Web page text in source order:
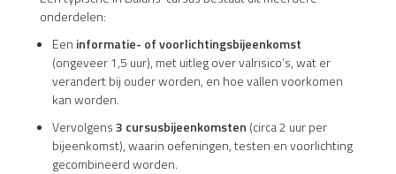
onderdelen:
Een informatie- of voorlichtingsbijeenkomst
(ongeveer 1,5 uur), met uitleg over valrisico’s, wat er
verandert bij ouder worden, en hoe vallen voorkomen
kan worden.
Vervolgens3 cursusbijeenkomsten (circa 2 uur per
bijeenkomst), waarin oefeningen, testen en voorlichting
gecombineerd worden.